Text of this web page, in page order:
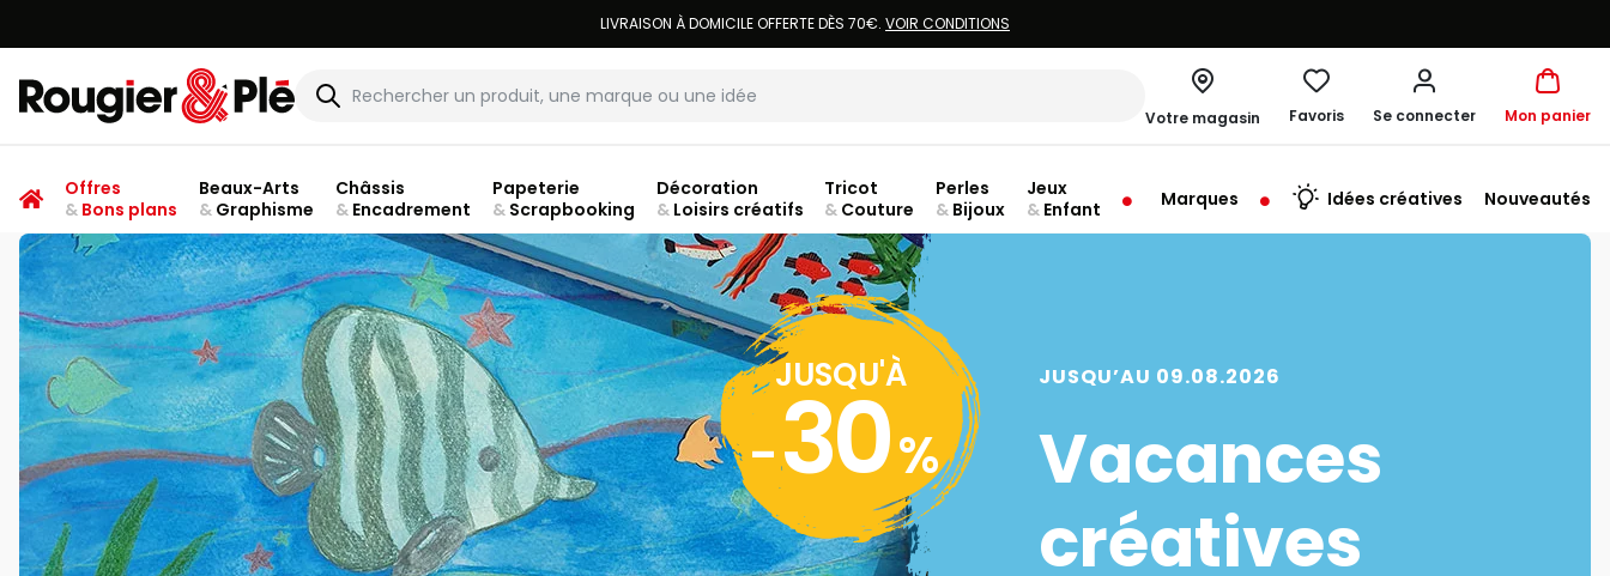
LIVRAISON À DOMICILE OFFERTE DÈS 70€. VOIR CONDITIONS
Rougier & Plé
Votre magasin
ouvert à 10:00
Favoris Se connecter Mon panier
Offres
&Bons plans
Beaux-Arts
&Graphisme
Châssis
&Encadrement
Papeterie
&Scrapbooking
Décoration
&Loisirs créatifs
Tricot
& Couture
Perles
& Bijoux
Jeux
& Enfant Marques Idées créatives Nouveautés
JUSQU'À
-30%
JUSQU’AU 09.08.2026
Vacances
créatives